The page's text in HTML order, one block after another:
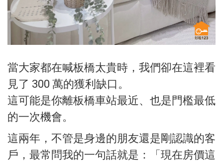
當大家都在喊板橋太貴時，我們卻在這裡看
見了 300 萬的獲利缺口。
這可能是你離板橋車站最近、也是門檻最低
的一次機會。
這兩年，不管是身邊的朋友還是剛認識的客
戶，最常問我的一句話就是：「現在房價這